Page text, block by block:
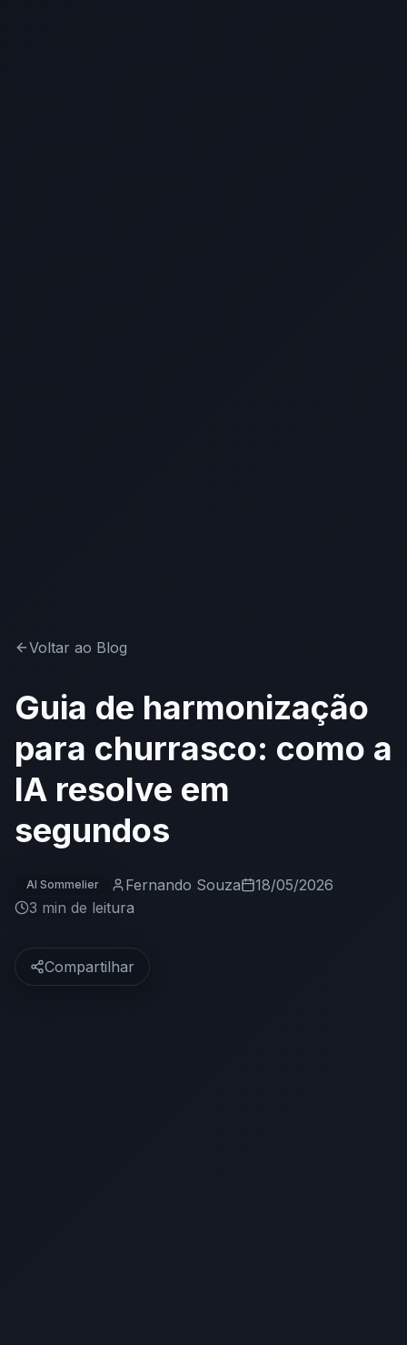
Voltar ao Blog
Guia de harmonização
para churrasco: como a
IA resolve em
segundos
AI Sommelier Fernando Souza
18/05/2026
3 min de leitura
Compartilhar